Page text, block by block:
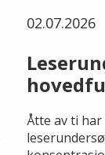
02.07.2026
Åtte av ti har